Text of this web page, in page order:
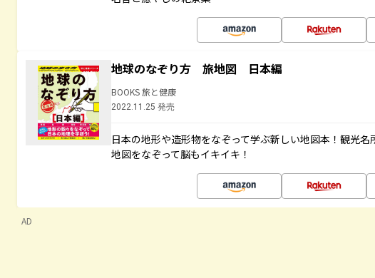
地球のなぞり方 旅地図 日本編
BOOKS 旅と健康
2022.11.25 発売
日本の地形や造形物をなぞって学ぶ新しい地図本！観光
地図をなぞって脳もイキイキ！
AD